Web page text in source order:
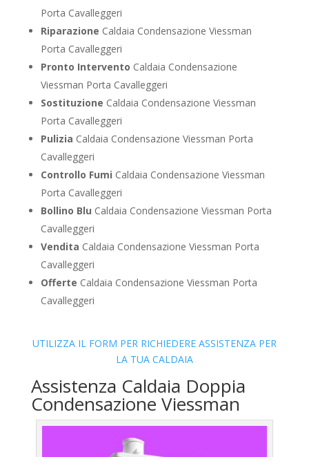
Porta Cavalleggeri
Riparazione Caldaia Condensazione Viessman
Porta Cavalleggeri
Pronto Intervento Caldaia Condensazione
Viessman Porta Cavalleggeri
Sostituzione Caldaia Condensazione Viessman
Porta Cavalleggeri
Pulizia Caldaia Condensazione Viessman Porta
Cavalleggeri
Controllo Fumi Caldaia Condensazione Viessman
Porta Cavalleggeri
Bollino Blu Caldaia Condensazione Viessman Porta
Cavalleggeri
Vendita Caldaia Condensazione Viessman Porta
Cavalleggeri
Offerte Caldaia Condensazione Viessman Porta
Cavalleggeri
UTILIZZA IL FORM PER RICHIEDERE ASSISTENZA PER
LA TUA CALDAIA
Assistenza Caldaia Doppia
Condensazione Viessman